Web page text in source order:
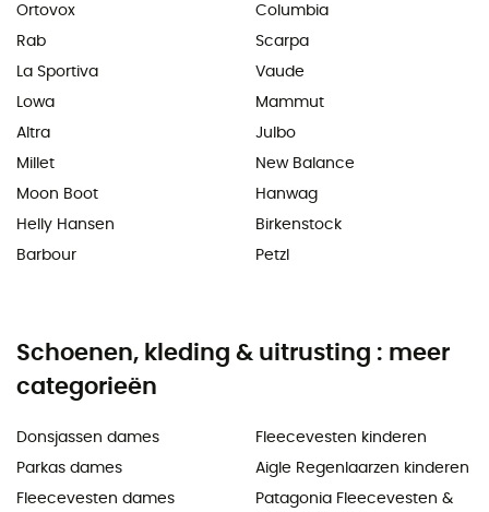
Ortovox
Rab
La Sportiva
Lowa
Altra
Millet
Moon Boot
Helly Hansen
Barbour
Columbia
Scarpa
Vaude
Mammut
Julbo
New Balance
Hanwag
Birkenstock
Petzl
Schoenen, kleding & uitrusting : meer
categorieën
Donsjassen dames
Parkas dames
Fleecevesten dames
Fleecevesten kinderen
Aigle Regenlaarzen kinderen
Patagonia Fleecevesten &